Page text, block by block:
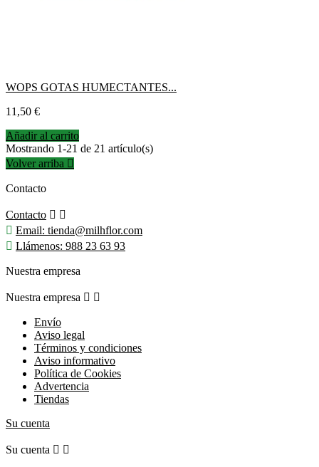
WOPS GOTAS HUMECTANTES...
Precio
11,50 €
Añadir al carrito
Mostrando 1-21 de 21 artículo(s)
Volver arriba 
Contacto
Contacto  
 Email: tienda@milhflor.com
 Llámenos: 988 23 63 93
Nuestra empresa
Nuestra empresa  
Envío
Aviso legal
Términos y condiciones
Aviso informativo
Política de Cookies
Advertencia
Tiendas
Su cuenta
Su cuenta  